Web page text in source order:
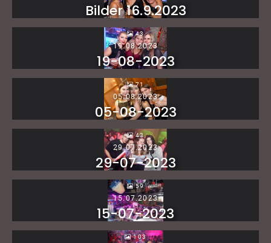
Bilder 16.9.2023
43
19.08.2023
19-08-2023
71
05.08.2023
05-08-2023
43
29.07.2023
29-07-2023
59
15.07.2023
15-07-2023
103